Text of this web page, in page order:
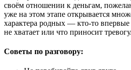
своём отношении к деньгам,
уже на этом этапе открывается
характера родных — кто-то впервые
не хватает или что приносит тревогу.
Советы по разговору: